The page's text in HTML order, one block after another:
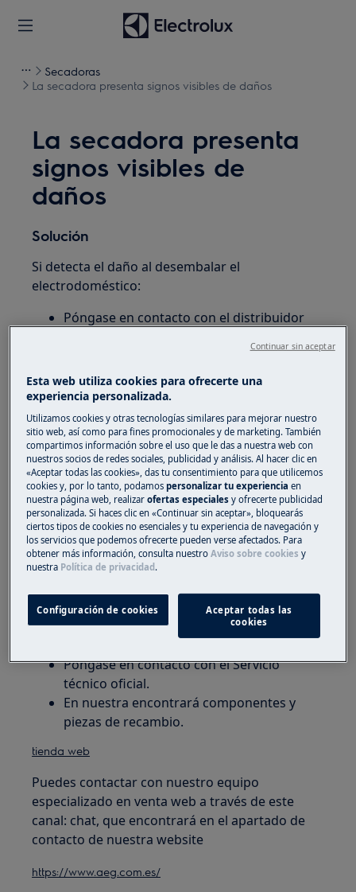
Secadoras
La secadora presenta signos visibles de daños
La secadora presenta
signos visibles de
daños
Solución
Si detecta el daño al desembalar el
electrodoméstico:
Póngase en contacto con el distribuidor
para informarle de que ha sufrido daños
durante la entrega. Localice el número de
teléfono del distribuidor en la factura o
albarán de entrega.
No intente conectar ni utilizar el
electrodoméstico.
Si detecta el daño después de la instalación del
electrodoméstico o al usarlo por primera vez:
Póngase en contacto con el distribuidor
del electrodoméstico inmediatamente
tras su instalación o uso.
Póngase en contacto con el Servicio
técnico oficial.
En nuestra encontrará componentes y
piezas de recambio.
tienda web
Puedes contactar con nuestro equipo
especializado en venta web a través de este
canal: chat, que encontrará en el apartado de
contacto de nuestra website
https://www.aeg.com.es/
Esta web utiliza cookies para ofrecerte una
experiencia personalizada.
Utilizamos cookies y otras tecnologías similares para mejorar nuestro
sitio web, así como para fines promocionales y de marketing. También
compartimos información sobre el uso que le das a nuestra web con
nuestros socios de redes sociales, publicidad y análisis. Al hacer clic en
«Aceptar todas las cookies», das tu consentimiento para que utilicemos
cookies y, por lo tanto, podamospersonalizar tu experienciaen
nuestra página web, realizarofertas especiales y ofrecerte publicidad
personalizada. Si haces clic en «Continuar sin aceptar», bloquearás
ciertos tipos de cookies no esenciales y tu experiencia de navegación y
los servicios que podemos ofrecerte pueden verse afectados. Para
obtener más información, consulta nuestroAviso sobre cookies y
nuestra Política de privacidad.
Configuración de cookies
Aceptar todas las
cookies
Continuar sin aceptar